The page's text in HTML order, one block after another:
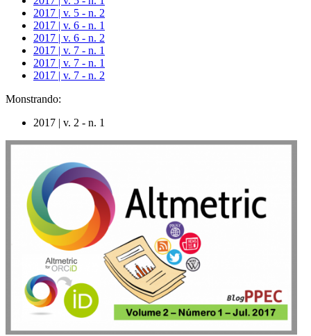
2017 | v. 5 - n. 2
2017 | v. 6 - n. 1
2017 | v. 6 - n. 2
2017 | v. 7 - n. 1
2017 | v. 7 - n. 1
2017 | v. 7 - n. 2
Monstrando:
2017 | v. 2 - n. 1